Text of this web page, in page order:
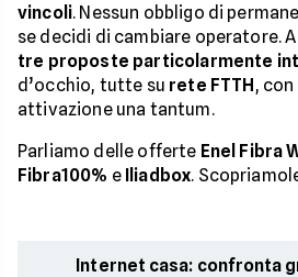
vincoli. Nessun obbligo di
se decidi di cambiare operatore.
tre proposte particolarmente
d’occhio, tutte su rete FTTH,
attivazione una tantum.
Parliamo delle offerte Enel Fibra
Fibra100% e Iliadbox.
Internet casa: confronta